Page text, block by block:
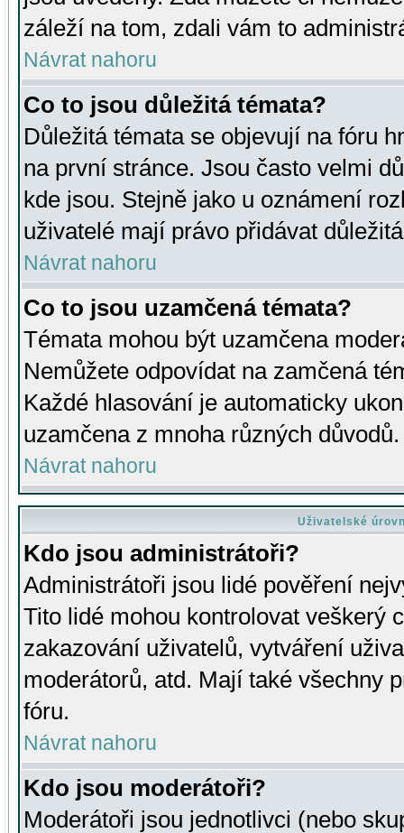
záleží na tom, zdali vám to
Návrat nahoru
Co to jsou důležitá témata?
Důležitá témata se objevují na fóru
na první stránce. Jsou často velmi
kde jsou. Stejně jako u oznámení
uživatelé mají právo přidávat
Návrat nahoru
Co to jsou uzamčená témata?
Témata mohou být uzamčena
Nemůžete odpovídat na zamčená
Každé hlasování je automaticky
uzamčena z mnoha různých důvodů.
Návrat nahoru
Uživatelské
Kdo jsou administrátoři?
Administrátoři jsou lidé pověření
Tito lidé mohou kontrolovat veškerý
zakazování uživatelů, vytváření
moderátorů, atd. Mají také všechny
fóru.
Návrat nahoru
Kdo jsou moderátoři?
Moderátoři jsou jednotlivci (nebo